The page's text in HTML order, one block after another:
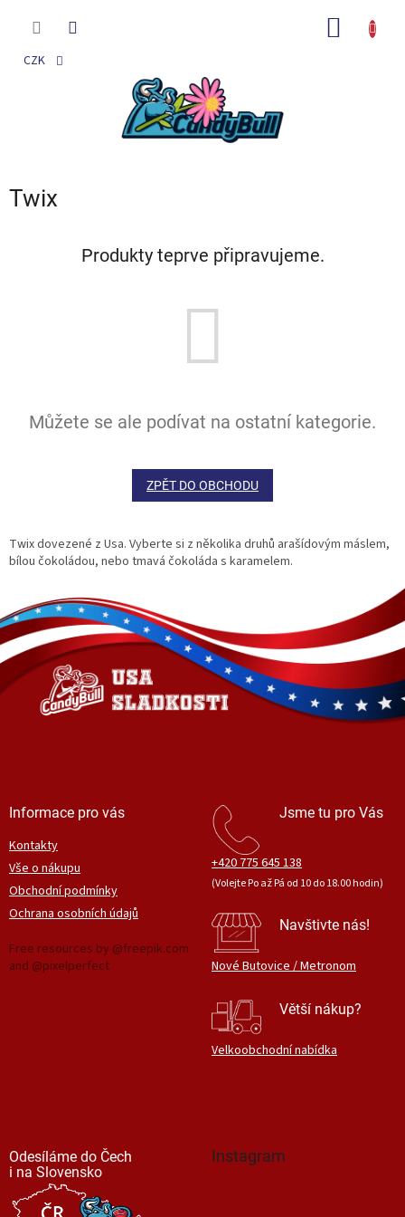
CZK
Twix
Produkty teprve připravujeme.
Můžete se ale podívat na ostatní kategorie.
ZPĚT DO OBCHODU
Twix dovezené z Usa. Vyberte si z několika druhů arašídovým máslem,
bílou čokoládou, nebo tmavá čokoláda s karamelem.
á
p
a
í
Informace pro vás
Kontakty
Vše o nákupu
Obchodní podmínky
Ochrana osobních údajů
Free resources by @freepik.com
and @pixelperfect
Jsme tu pro Vás
+420 775 645 138
(Volejte Po až Pá od 10 do 18.00 hodin)
Navštivte nás!
Nové Butovice / Metronom
Větší nákup?
Velkoobchodní nabídka
Odesíláme do Čech
i na Slovensko
Instagram